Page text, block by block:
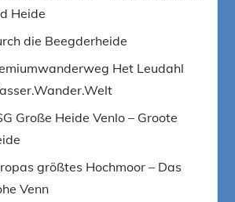
Heide
die Beegderheide
Het Leudahl
Große Heide Venlo – Groote
größtes Hochmoor – Das
Venn